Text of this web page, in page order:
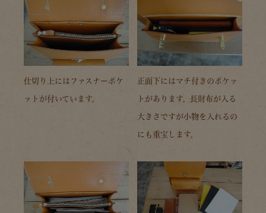
仕切り上にはファスナーポケ
ットが付いています。
正面下にはマチ付きのポケッ
トがあります。長財布が入る
大きさですが小物を入れるの
にも重宝します。